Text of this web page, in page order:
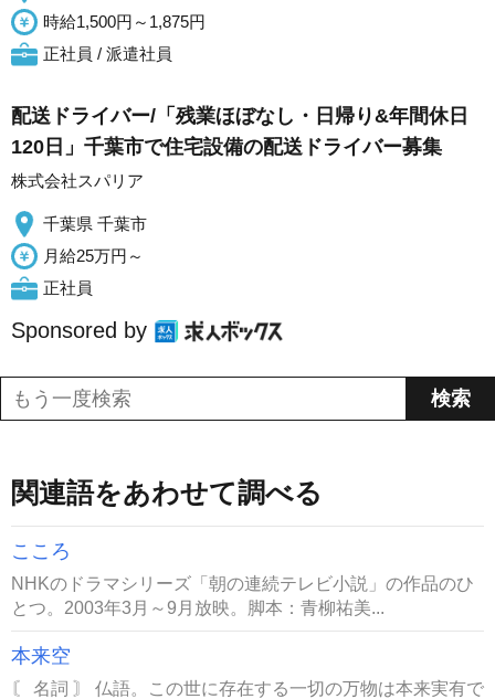
時給1,500円～1,875円
正社員 / 派遣社員
配送ドライバー/「残業ほぼなし・日帰り&年間休日
120日」千葉市で住宅設備の配送ドライバー募集
株式会社スパリア
千葉県 千葉市
月給25万円～
正社員
Sponsored by
関連語をあわせて調べる
こころ
NHKのドラマシリーズ「朝の連続テレビ小説」の作品のひ
とつ。2003年3月～9月放映。脚本：青柳祐美...
本来空
〘 名詞 〙 仏語。この世に存在する一切の万物は本来実有で